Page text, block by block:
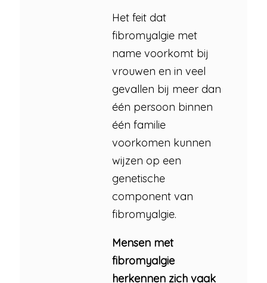
Het feit dat
fibromyalgie met
name voorkomt bij
vrouwen en in veel
gevallen bij meer dan
één persoon binnen
één familie
voorkomen kunnen
wijzen op een
genetische
component van
fibromyalgie.
Mensen met
fibromyalgie
herkennen zich vaak